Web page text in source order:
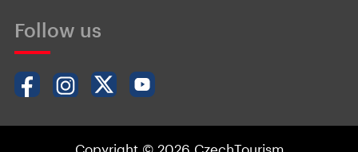
Follow us
Copyright © 2026 CzechTourism